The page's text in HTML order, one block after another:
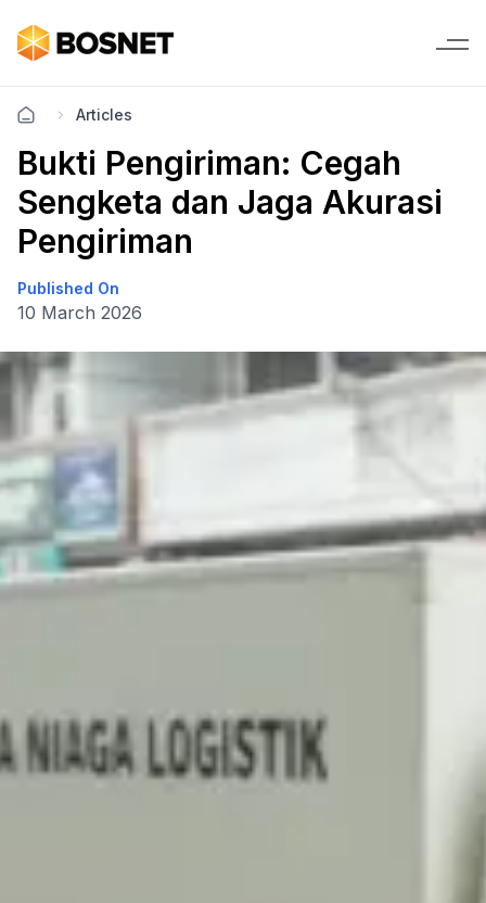
Articles
Bukti Pengiriman: Cegah
Sengketa dan Jaga Akurasi
Pengiriman
Published On
10 March 2026